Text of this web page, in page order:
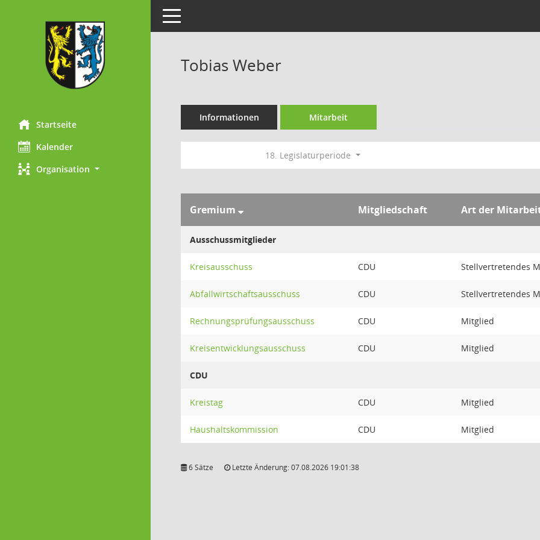
Startseite
Kalender
Organisation
Toggle navigation
Tobias Weber
Informationen Mitarbeit
18. Legislaturperiode
Gremium Mitgliedschaft Art der
Ausschussmitglieder
Kreisausschuss CDU Stellvertretendes
Abfallwirtschaftsausschuss CDU Stellvertretendes
Rechnungsprüfungsausschuss CDU Mitglied
Kreisentwicklungsausschuss CDU Mitglied
CDU
Kreistag CDU Mitglied
Haushaltskommission CDU Mitglied
6 Sätze Letzte Änderung: 07.08.2026 19:01:38